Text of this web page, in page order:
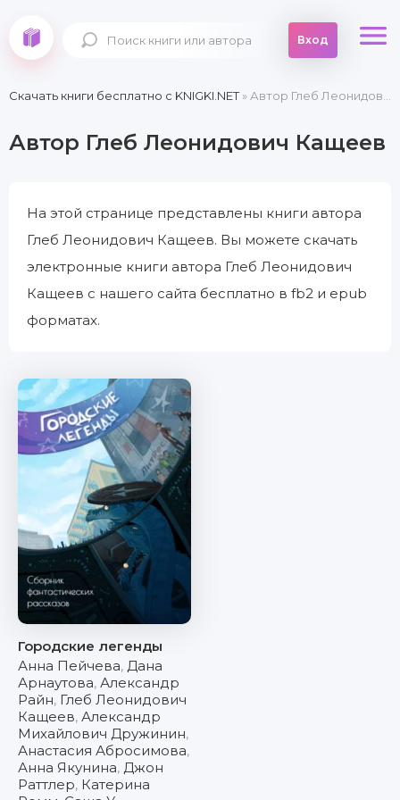
Вход
Скачать книги бесплатно c KNIGKI.NET» Автор Глеб Леонидович Кащеев
Автор Глеб Леонидович Кащеев
На этой странице представлены книги автора
Глеб Леонидович Кащеев. Вы можете скачать
электронные книги автора Глеб Леонидович
Кащеев с нашего сайта бесплатно в fb2 и epub
форматах.
Городские легенды
Анна Пейчева, Дана
Арнаутова, Александр
Райн, Глеб Леонидович
Кащеев, Александр
Михайлович Дружинин,
Анастасия Абросимова,
Анна Якунина, Джон
Раттлер, Катерина